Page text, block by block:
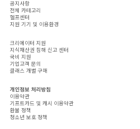
공지사항
전체 카테고리
헬프센터
지원 기기 및 이용환경
크리에이터 지원
지식재산권 침해 신고 센터
국비 지원
기업고객 문의
클래스 개별 구매
개인정보 처리방침
이용약관
기프트카드 및 캐시 이용약관
환불 정책
청소년 보호 정책